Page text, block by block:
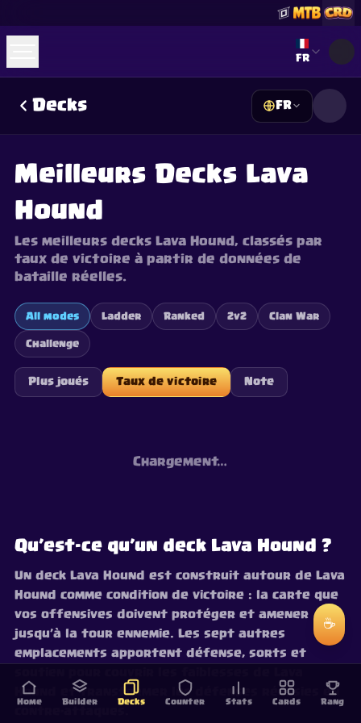
Select
FR
Decks FR
Meilleurs Decks Lava
Hound
Les meilleurs decks Lava Hound, classés par
taux de victoire à partir de données de
bataille réelles.
All modes Ladder Ranked 2v2 Clan War
Challenge
Plus joués Taux de victoire Note
Chargement…
Qu’est-ce qu’un deck Lava Hound ?
Un deck Lava Hound est construit autour de Lava
Hound comme condition de victoire : la carte que
vos offensives doivent protéger et amener
jusqu’à la tour ennemie. Les sept autres
emplacements apportent défense, sorts et
Hound et transformer les défenses réussies en
Home Builder Decks Counter Stats Cards Rang
Rejoindre Discord
Guides
FAQAboutContactPrivacyTermsPréférences cookies
This content is not affiliated with, endorsed, sponsored, or
specifically approved by Supercell and Supercell is not
Supercell's Fan
Content Policy. See our Privacy Policy for additional details.
☕